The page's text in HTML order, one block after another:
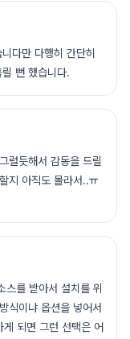
다만 다행히 간단히
뻔 했습니다.
럴듯해서 감동을 드릴
지 아직도 몰라서..ㅠ
를 받아서 설치를 위
이냐 옵션을 넣어서
되면 그런 선택은 어